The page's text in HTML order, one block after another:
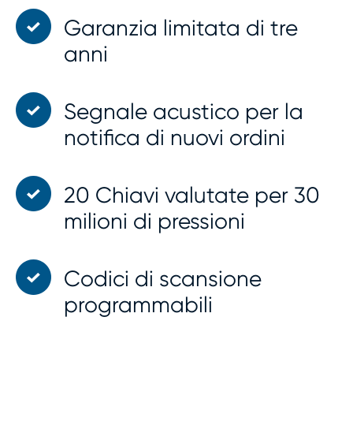
Garanzia limitata di tre
anni
Segnale acustico per la
notifica di nuovi ordini
20 Chiavi valutate per 30
milioni di pressioni
Codici di scansione
programmabili